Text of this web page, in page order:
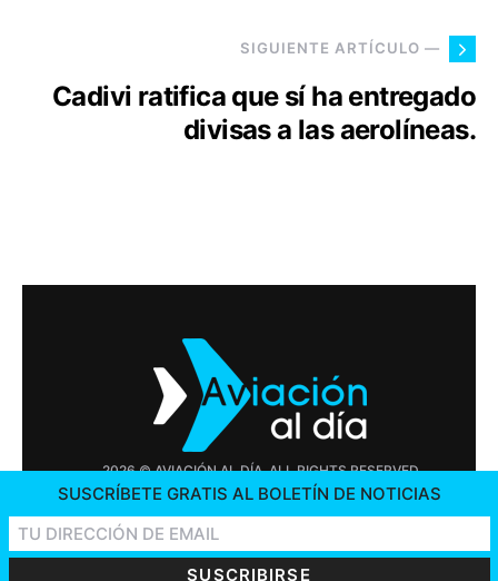
SIGUIENTE ARTÍCULO —
Cadivi ratifica que sí ha entregado
divisas a las aerolíneas.
2026 © AVIACIÓN AL DÍA. ALL RIGHTS RESERVED
OFERTAS DE TRABAJO
SUSCRÍBETE GRATIS AL BOLETÍN DE NOTICIAS